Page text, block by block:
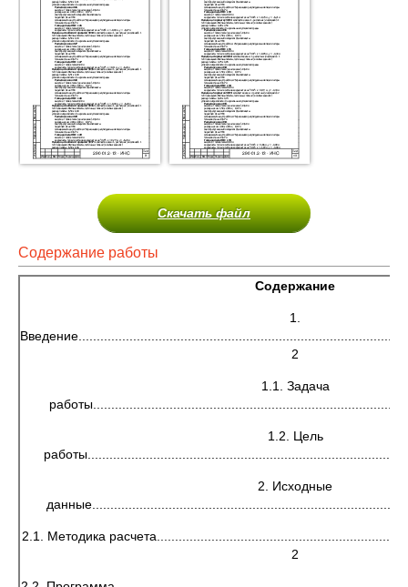
Скачать файл
Содержание работы
Содержание
1.
2
1.1. Задача
1.2. Цель
2. Исходные
2.1. Методика
2